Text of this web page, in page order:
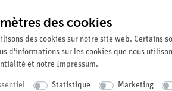
des cookies
des cookies sur notre site web. Certains
d'informations sur les cookies que nous
et notre Impressum.
Statistique Marketing